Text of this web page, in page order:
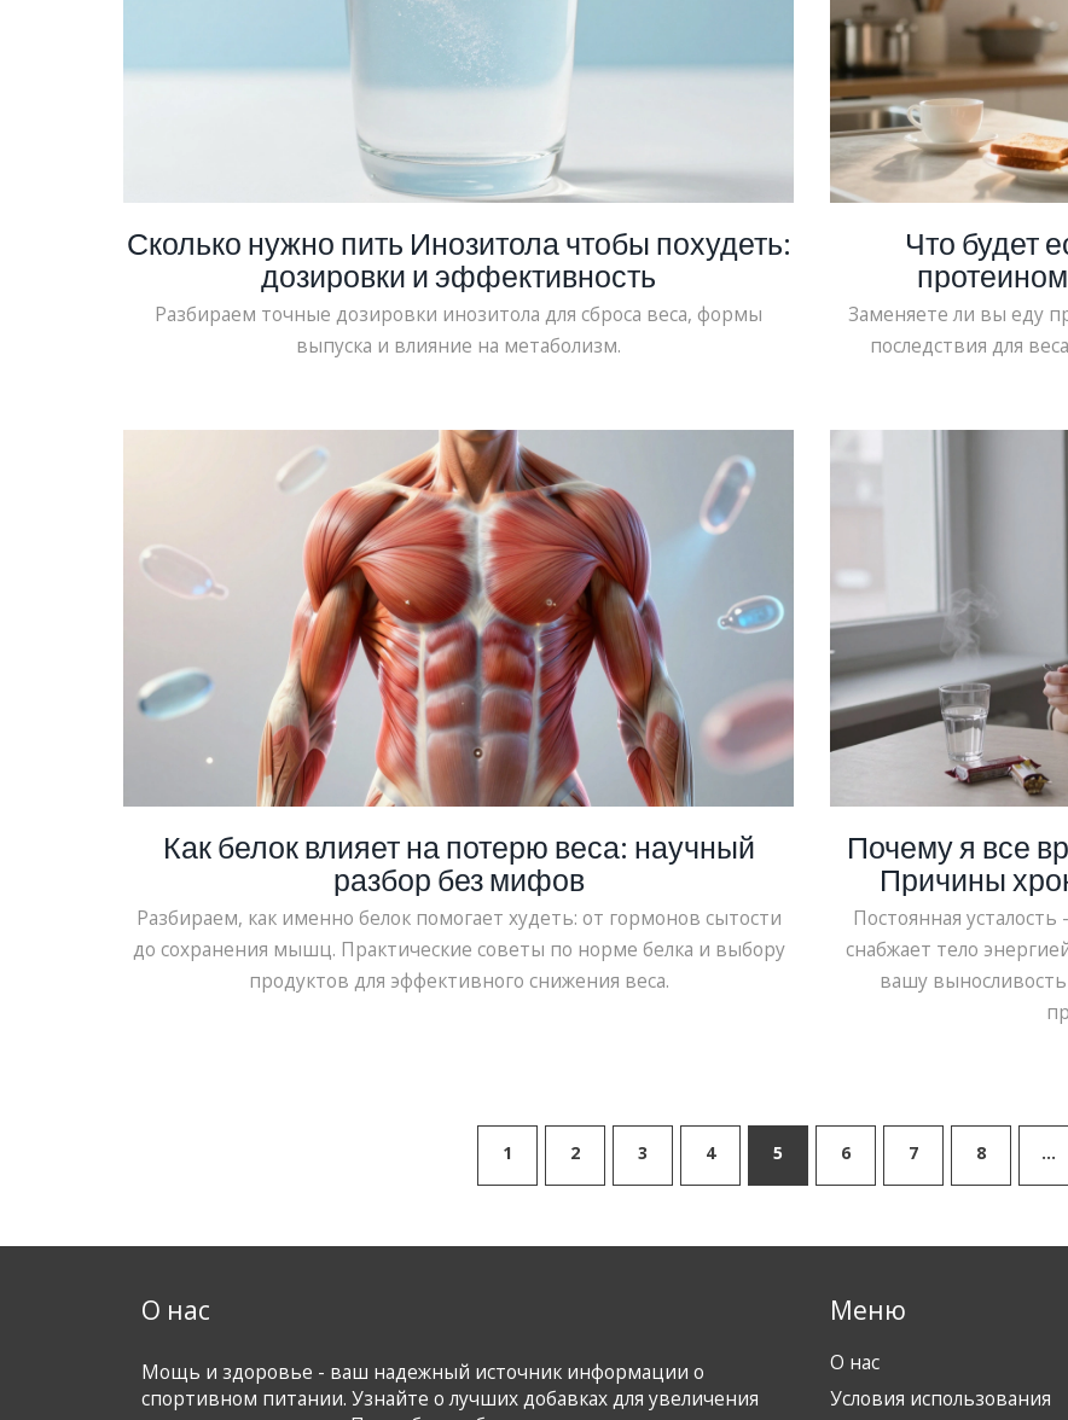
Сколько нужно пить Инозитола чтобы похудеть:
дозировки и эффективность
Разбираем точные дозировки инозитола для сброса веса, формы
выпуска и влияние на метаболизм.
Что будет
Заменяете ли вы еду
последствия для
Как белок влияет на потерю веса: научный
разбор без мифов
Разбираем, как именно белок помогает худеть: от гормонов сытости
до сохранения мышц. Практические советы по норме белка и выбору
продуктов для эффективного снижения веса.
Почему я все
Причины
Постоянная
снабжает тело
вашу
1 2 3 4 5 6 7 8 …
О нас
Мощь и здоровье - ваш надежный источник информации о
спортивном питании. Узнайте о лучших добавках для увеличения
Меню
О нас
Условия использования